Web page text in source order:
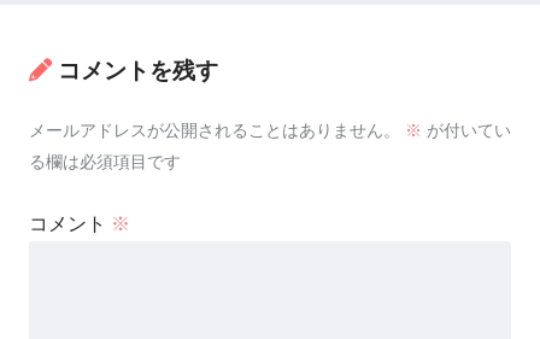
コメントを残す
メールアドレスが公開されることはありません。 ※ が付いてい
る欄は必須項目です
コメント ※